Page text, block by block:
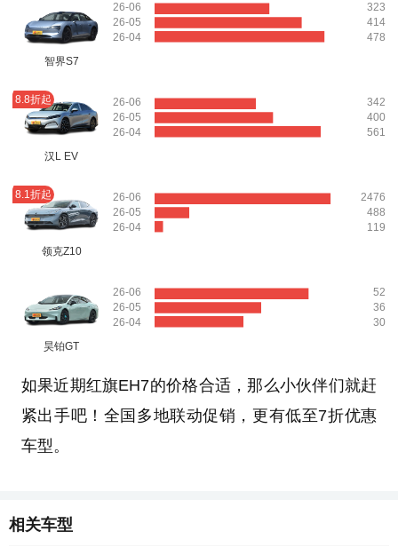
智界S7
26-06
26-05
26-04
323
414
478
8.8折起
汉L EV
26-06
26-05
26-04
342
400
561
8.1折起
领克Z10
26-06
26-05
26-04
2476
488
119
昊铂GT
26-06
26-05
26-04
52
36
30
如果近期红旗EH7的价格合适，那么小伙伴们就赶
紧出手吧！全国多地联动促销，更有低至7折优惠
车型。
相关车型